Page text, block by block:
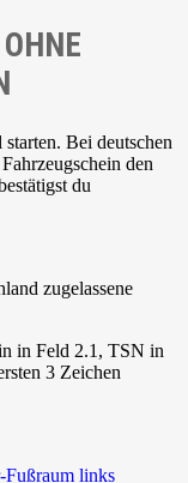
Bei deutschen
den
du
zugelassene
in Feld 2.1, TSN in
3 Zeichen
Fußraum links